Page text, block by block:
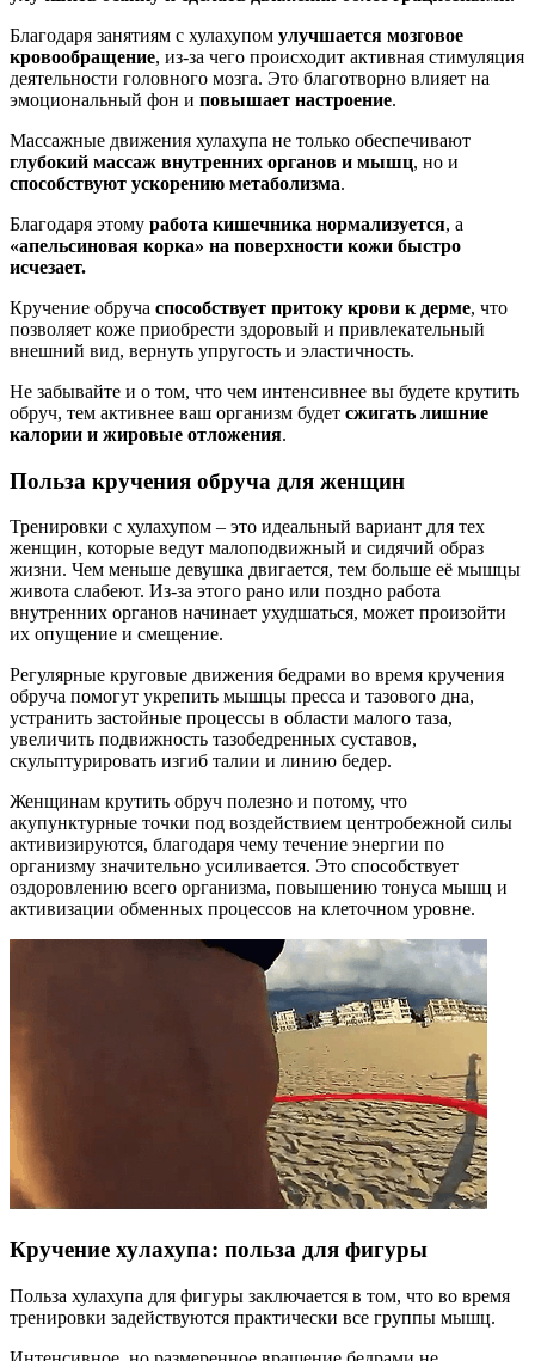
Благодаря занятиям с хулахупом улучшается мозговое
кровообращение, из-за чего происходит активная стимуляция
деятельности головного мозга. Это благотворно влияет на
эмоциональный фон и повышает настроение.
Массажные движения хулахупа не только обеспечивают
глубокий массаж внутренних органов и мышц, но и
способствуют ускорению метаболизма.
Благодаря этому работа кишечника нормализуется, а
«апельсиновая корка» на поверхности кожи быстро
исчезает.
Кручение обруча способствует притоку крови к дерме, что
позволяет коже приобрести здоровый и привлекательный
внешний вид, вернуть упругость и эластичность.
Не забывайте и о том, что чем интенсивнее вы будете крутить
обруч, тем активнее ваш организм будет сжигать лишние
калории и жировые отложения.
Польза кручения обруча для женщин
Тренировки с хулахупом – это идеальный вариант для тех
женщин, которые ведут малоподвижный и сидячий образ
жизни. Чем меньше девушка двигается, тем больше её мышцы
живота слабеют. Из-за этого рано или поздно работа
внутренних органов начинает ухудшаться, может произойти
их опущение и смещение.
Регулярные круговые движения бедрами во время кручения
обруча помогут укрепить мышцы пресса и тазового дна,
устранить застойные процессы в области малого таза,
увеличить подвижность тазобедренных суставов,
скульптурировать изгиб талии и линию бедер.
Женщинам крутить обруч полезно и потому, что
акупунктурные точки под воздействием центробежной силы
активизируются, благодаря чему течение энергии по
организму значительно усиливается. Это способствует
оздоровлению всего организма, повышению тонуса мышц и
активизации обменных процессов на клеточном уровне.
Кручение хулахупа: польза для фигуры
Польза хулахупа для фигуры заключается в том, что во время
тренировки задействуются практически все группы мышц.